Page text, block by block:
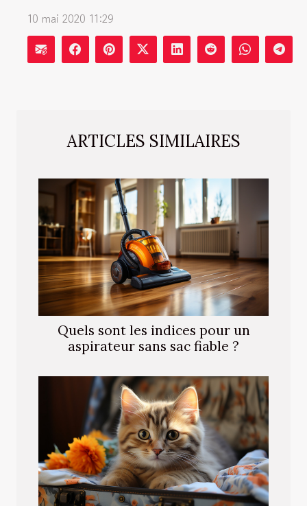
ARTICLES SIMILAIRES
Quels sont les indices pour un
aspirateur sans sac fiable ?
10 mai 2020 11:29